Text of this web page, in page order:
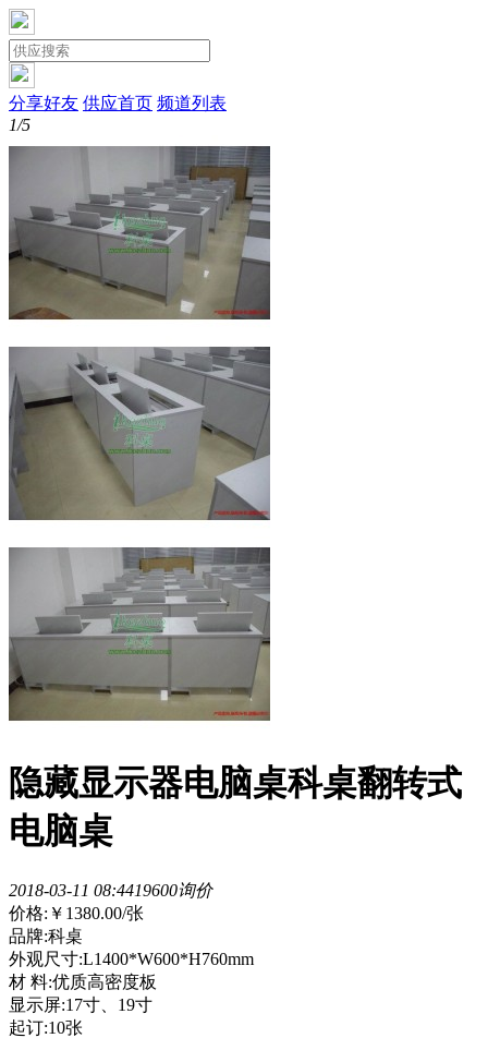
分享好友 供应首页 频道列表
1/5
隐藏显示器电脑桌科桌翻转式
电脑桌
2018-03-11 08:4419600询价
价格: ￥1380.00/张
品牌:科桌
外观尺寸:L1400*W600*H760mm
材 料:优质高密度板
显示屏:17寸、19寸
起订:10张